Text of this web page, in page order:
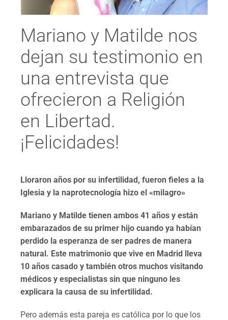
Mariano y Matilde nos
dejan su testimonio en
una entrevista que
ofrecieron a Religión
en Libertad.
¡Felicidades!
Lloraron años por su infertilidad, fueron fieles a la
Iglesia y la naprotecnología hizo el «milagro»
Mariano y Matilde tienen ambos 41 años y están
embarazados de su primer hijo cuando ya habían
perdido la esperanza de ser padres de manera
natural. Este matrimonio que vive en Madrid lleva
10 años casado y también otros muchos visitando
médicos y especialistas sin que ninguno les
explicara la causa de su infertilidad.
Pero además esta pareja es católica por lo que los